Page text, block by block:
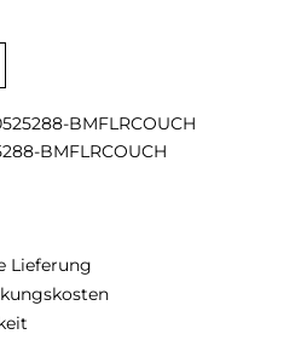
BMFLRCOUCH
BMFLRCOUCH
Lieferung